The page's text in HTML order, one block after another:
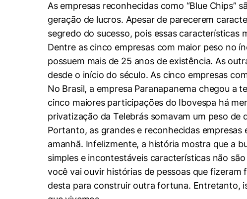
As empresas reconhecidas como “Blue Chips”
geração de lucros. Apesar de parecerem
segredo do sucesso, pois essas características
Dentre as cinco empresas com maior peso no
possuem mais de 25 anos de existência. As
desde o início do século. As cinco empresas
No Brasil, a empresa Paranapanema chegou a
cinco maiores participações do Ibovespa há
privatização da Telebrás somavam um peso de
Portanto, as grandes e reconhecidas
amanhã. Infelizmente, a história mostra que a
simples e incontestáveis características não
você vai ouvir histórias de pessoas que
desta para construir outra fortuna. Entretanto,
Cookies estritamente
Cookies de